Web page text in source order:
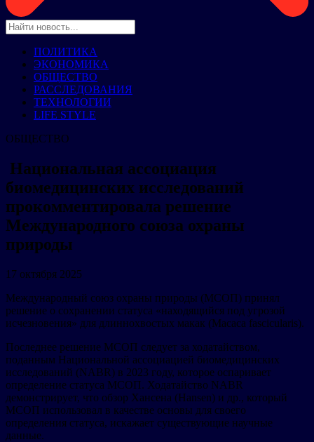
ПОЛИТИКА
ЭКОНОМИКА
ОБЩЕСТВО
РАССЛЕДОВАНИЯ
ТЕХНОЛОГИИ
LIFE STYLE
ОБЩЕСТВО
Национальная ассоциация
биомедицинских исследований
прокомментировала решение
Международного союза охраны
природы
17 октября 2025
Международный союз охраны природы (МСОП) принял
решение о сохранении статуса «находящийся под угрозой
исчезновения» для длиннохвостых макак (Macaca fascicularis).
Последнее решение МСОП следует за ходатайством,
поданным Национальной ассоциацией биомедицинских
исследований (NABR) в 2023 году, которое оспаривает
определение статуса МСОП. Ходатайство NABR
демонстрирует, что обзор Хансена (Hansen) и др., который
МСОП использовал в качестве основы для своего
определения статуса, искажает существующие научные
данные.